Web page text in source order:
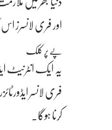
اور فری لانسرز
پے پر کلک
یہ ایک
فری لانسر
کرنا ہوگا۔